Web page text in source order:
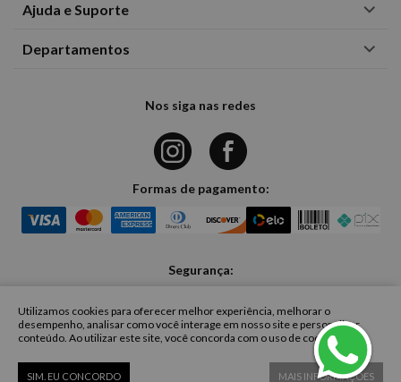
Ajuda e Suporte
Departamentos
Nos siga nas redes
Formas de pagamento:
Segurança:
CASA FASHION COMERCIO DE ROUPAS UNIPESSOAL LIMITADA - Rua
Eleonora Cintra 271 - Jardim Anália Franco - São Paulo | CNPJ:
42.727.796/0001-29 | Copyright © 2023, TODOS OS DIREITOS RESERVADOS.
Utilizamos cookies para oferecer melhor experiência, melhorar o
desempenho, analisar como você interage em nosso site e personalizar
conteúdo. Ao utilizar este site, você concorda com o uso de cookies.
SIM. EU CONCORDO MAIS INFORMAÇÕES